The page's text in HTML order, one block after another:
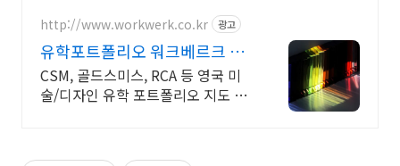
http://www.workwerk.co.kr 광고
유학포트폴리오 워크베르크 영
국 아트&디자인 전문교육원
CSM, 골드스미스, RCA 등 영국 미
술/디자인 유학 포트폴리오 지도 전